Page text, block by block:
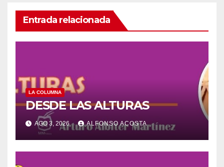
Entrada relacionada
LA COLUMNA
DESDE LAS ALTURAS
AGO 3, 2026 ALFONSO ACOSTA